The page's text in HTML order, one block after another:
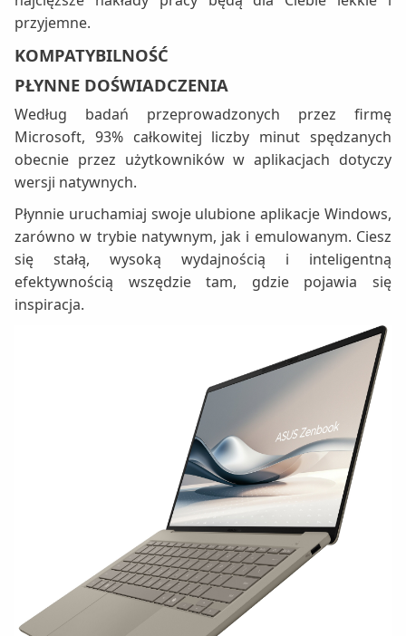
przyjemne.
KOMPATYBILNOŚĆ
PŁYNNE DOŚWIADCZENIA
Według badań przeprowadzonych przez firmę
Microsoft, 93% całkowitej liczby minut spędzanych
obecnie przez użytkowników w aplikacjach dotyczy
wersji natywnych.
Płynnie uruchamiaj swoje ulubione aplikacje Windows,
zarówno w trybie natywnym, jak i emulowanym. Ciesz
się stałą, wysoką wydajnością i inteligentną
efektywnością wszędzie tam, gdzie pojawia się
inspiracja.